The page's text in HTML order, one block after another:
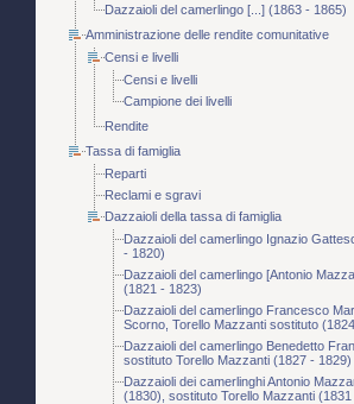
Dazzaioli del camerlingo [...] (1863 - 1865)
Amministrazione delle rendite comunitative
Censi e livelli
Censi e livelli
Campione dei livelli
Rendite
Tassa di famiglia
Reparti
Reclami e sgravi
Dazzaioli della tassa di famiglia
Dazzaioli del camerlingo Ignazio
- 1820)
Dazzaioli del camerlingo [Antonio
(1821 - 1823)
Dazzaioli del camerlingo Francesco
Scorno, Torello Mazzanti sostituto
Dazzaioli del camerlingo Benedetto
sostituto Torello Mazzanti (1827 - 1829)
Dazzaioli dei camerlinghi Antonio
(1830), sostituto Torello Mazzanti (1831